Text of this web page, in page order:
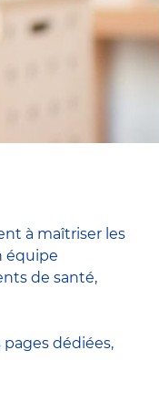
à maîtriser les
équipe
de santé,
dédiées,